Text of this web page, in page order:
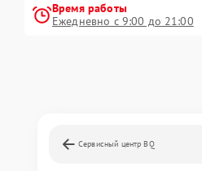
Время работы
Ежедневно с 9:00 до 21:00
Сервисный центр BQ